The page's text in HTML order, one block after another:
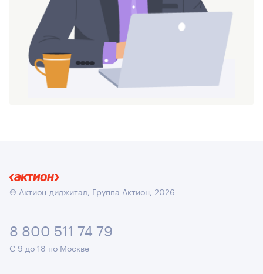
© Актион-диджитал, Группа Актион, 2026
8 800 511 74 79
С 9 до 18 по Москве